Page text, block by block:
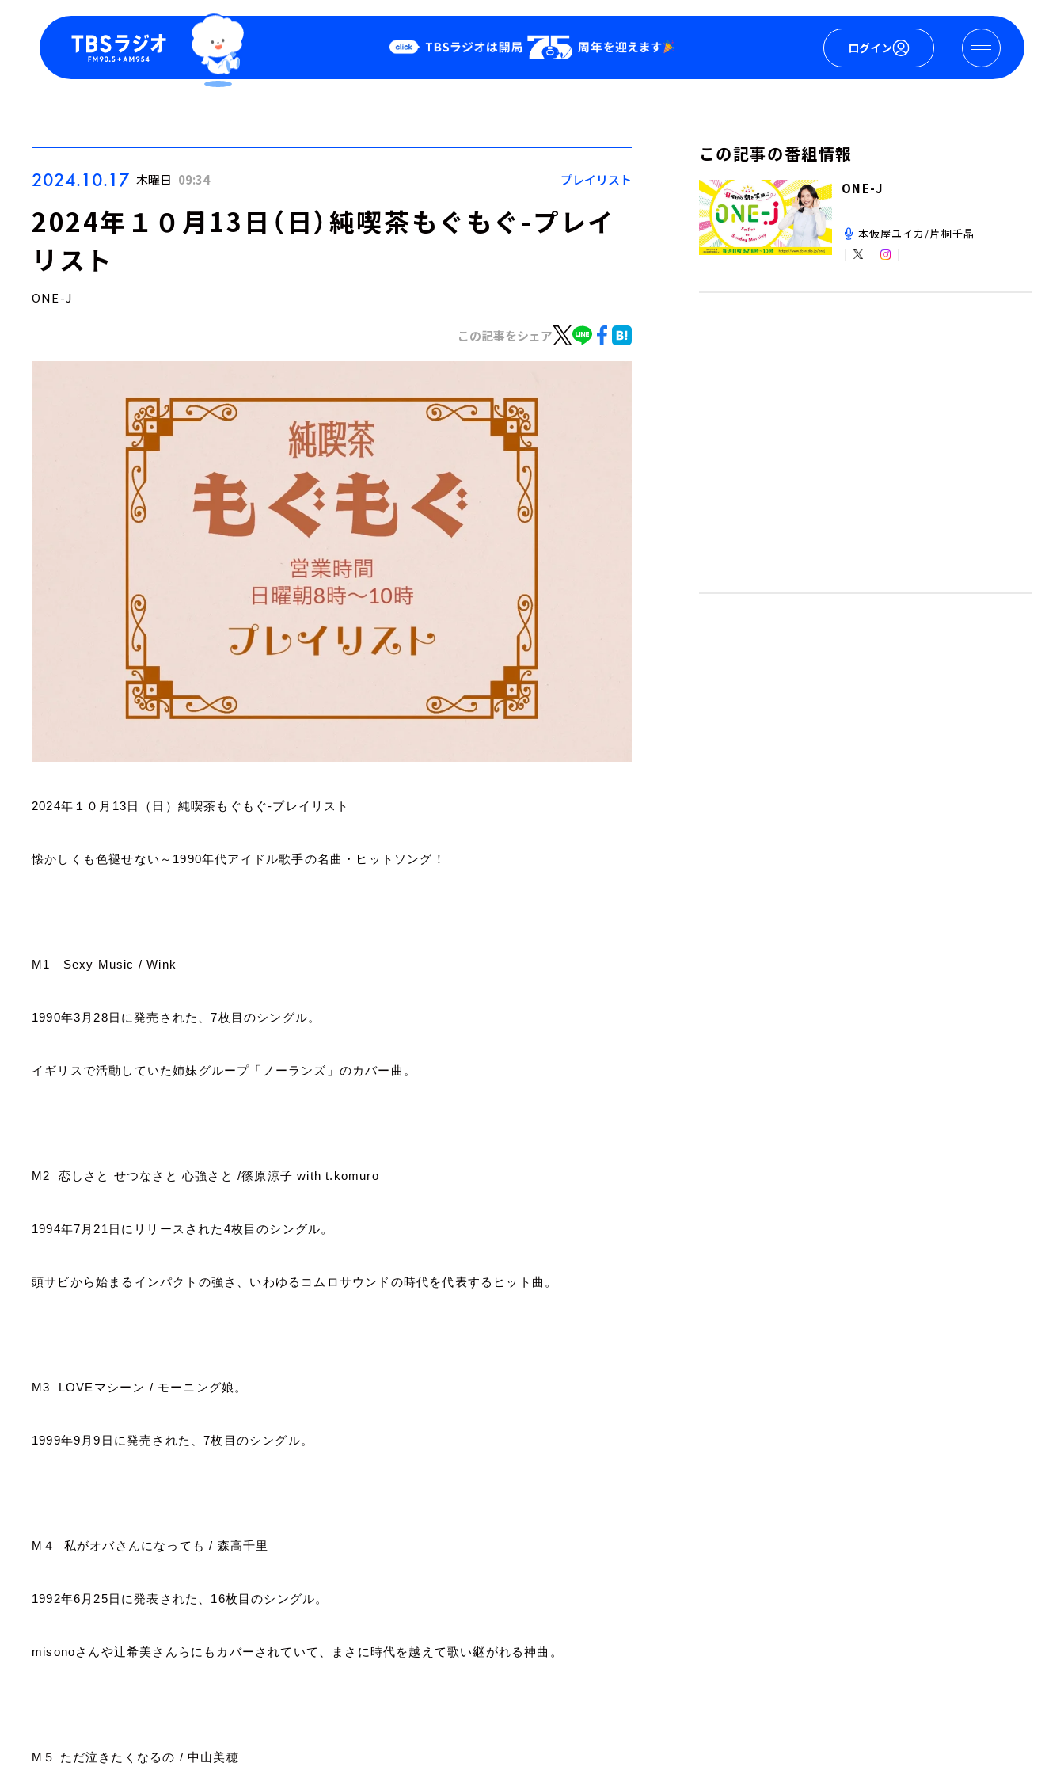
ログイン
Podcast
YouTube
会社情報
2024.10.17 木曜日 09:34 プレイリスト
2024年１０月13日（日）純喫茶もぐもぐ-プレイ
リスト
ONE-J
この記事をシェア
2024年１０月 13日（日）純喫茶もぐもぐ-プレイリスト
懐かしくも色褪せない～ 1990年代アイドル歌手の名曲・ヒットソング！
M1 Sexy Music / Wink
1990年3 月 28日に発売された、7枚目のシングル。
イギリスで活動していた姉妹グループ「ノーランズ」のカバー曲。
M2 恋しさと せつなさと 心強さと/篠原涼子 with t.komuro
1994年7 月 21 日にリリースされた 4枚目のシングル。
頭サビから始まるインパクトの強さ、いわゆるコムロサウンドの時代を代表するヒット曲。
M3 LOVE マシーン / モーニング娘。
1999年9 月9 日に発売された、7枚目のシングル。
M ４ 私がオバさんになっても/ 森高千里
1992年6 月 25日に発表された、 16枚目のシングル。
misonoさんや辻希美さんらにもカバーされていて、まさに時代を越えて歌い継がれる神曲。
M ５ ただ泣きたくなるの /中山美穂
この記事の番組情報
ONE-J
本仮屋ユイカ/片桐千晶